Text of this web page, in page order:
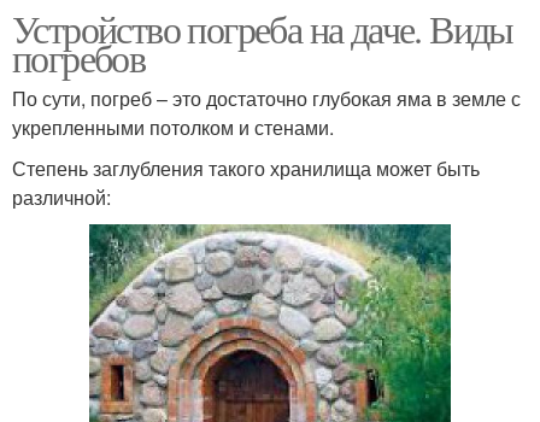
Устройство погреба на даче. Виды
погребов
По сути, погреб – это достаточно глубокая яма в земле с
укрепленными потолком и стенами.
Степень заглубления такого хранилища может быть
различной: